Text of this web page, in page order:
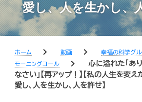
愛し、人を生かし、
ホーム chevron_right 動画 chevron_right 幸福の科学グ
モーニングコール
chevron_right
心に溢れた「あ
なさい」【再アップ！】【私の人生を変
愛し、人を生かし、人を許せ】